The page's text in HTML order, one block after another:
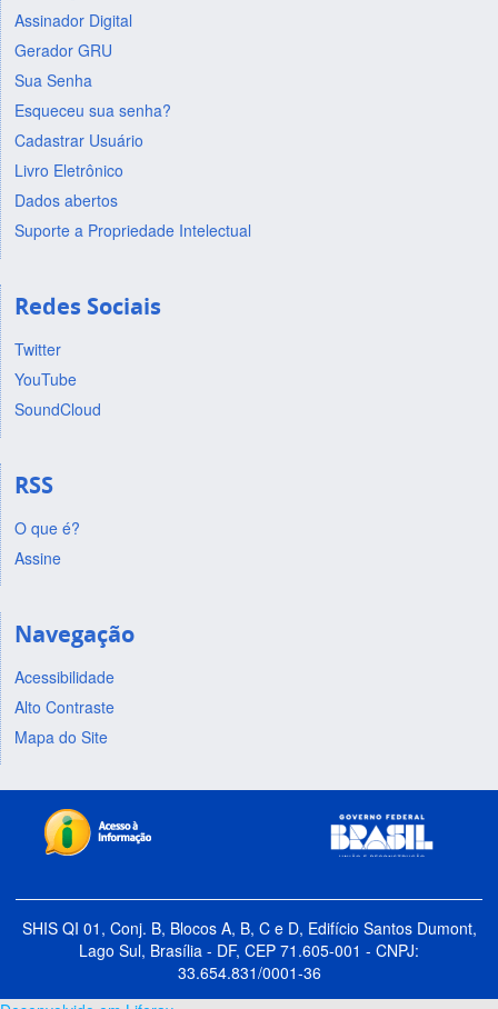
Assinador Digital
Gerador GRU
Sua Senha
Esqueceu sua senha?
Cadastrar Usuário
Livro Eletrônico
Dados abertos
Suporte a Propriedade Intelectual
Redes Sociais
Twitter
YouTube
SoundCloud
RSS
O que é?
Assine
Navegação
Acessibilidade
Alto Contraste
Mapa do Site
SHIS QI 01, Conj. B, Blocos A, B, C e D, Edifício Santos Dumont,
Lago Sul, Brasília - DF, CEP 71.605-001 - CNPJ:
33.654.831/0001-36